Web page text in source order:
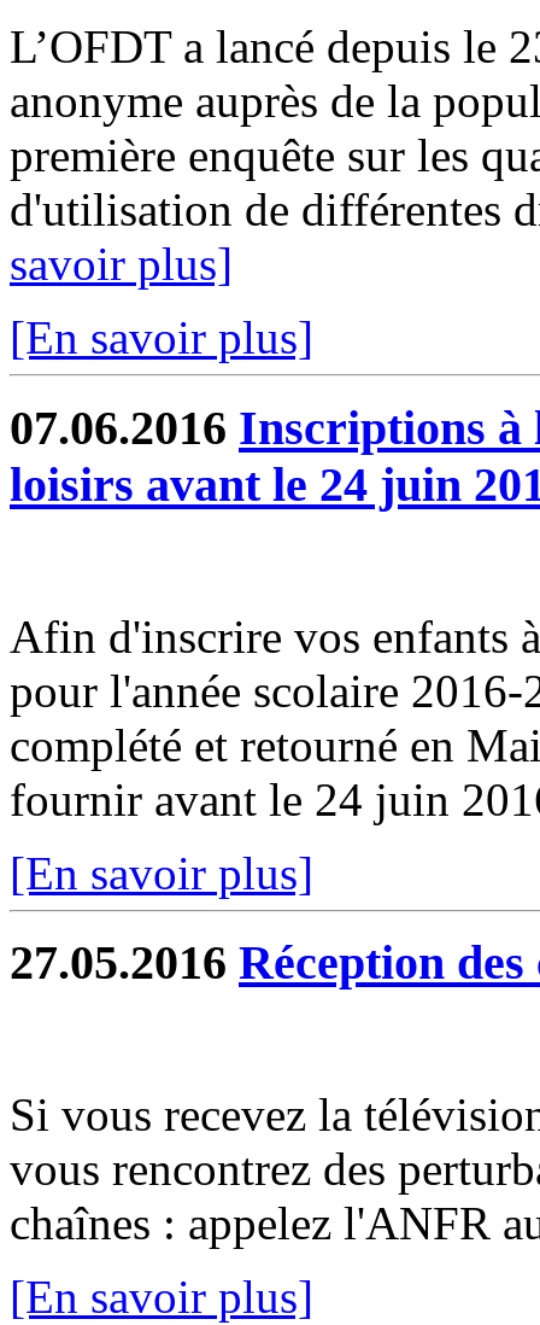
L’OFDT a lancé depuis le
anonyme auprès de la
première enquête sur les
d'utilisation de différentes
savoir plus]
[En savoir plus]
07.06.2016 Inscriptions à
loisirs avant le 24 juin
Afin d'inscrire vos enfants
pour l'année scolaire
complété et retourné en
fournir avant le 24 juin
[En savoir plus]
27.05.2016 Réception
Si vous recevez la
vous rencontrez des
chaînes : appelez l'ANFR
[En savoir plus]